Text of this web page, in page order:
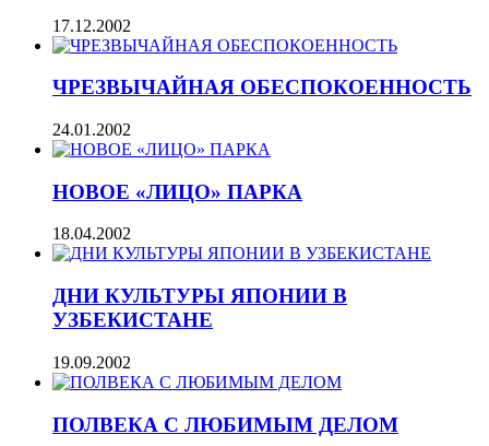
17.12.2002
ЧРЕЗВЫЧАЙНАЯ ОБЕСПОКОЕННОСТЬ
24.01.2002
НОВОЕ «ЛИЦО» ПАРКА
18.04.2002
ДНИ КУЛЬТУРЫ ЯПОНИИ В
УЗБЕКИСТАНЕ
19.09.2002
ПОЛВЕКА С ЛЮБИМЫМ ДЕЛОМ